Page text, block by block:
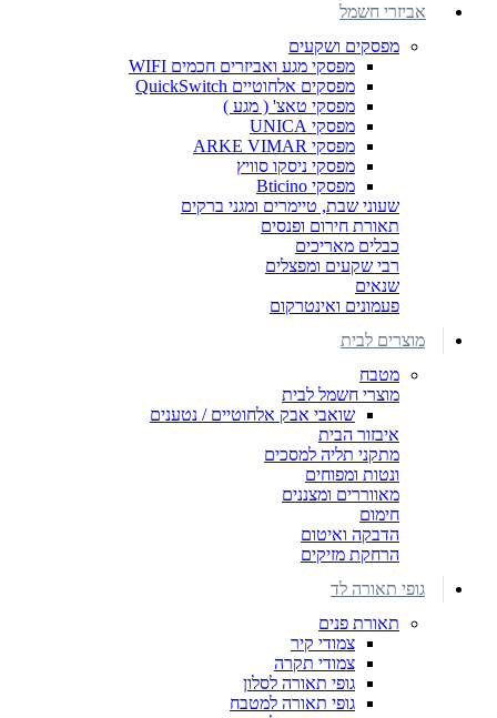
אביזרי חשמל
מפסקים ושקעים
מפסקי מגע ואביזרים חכמים WIFI
מפסקים אלחוטיים QuickSwitch
מפסקי טאצ' ( מגע )
מפסקי UNICA
מפסקי ARKE VIMAR
מפסקי ניסקו סוויץ
מפסקי Bticino
שעוני שבת, טיימרים ומגני ברקים
תאורת חירום ופנסים
כבלים מאריכים
רבי שקעים ומפצלים
שנאים
פעמונים ואינטרקום
מוצרים לבית
מטבח
מוצרי חשמל לבית
שואבי אבק אלחוטיים / נטענים
איבזור הבית
מתקני תליה למסכים
ונטות ומפוחים
מאווררים ומצננים
חימום
הדבקה ואיטום
הרחקת מזיקים
גופי תאורה לד
תאורת פנים
צמודי קיר
צמודי תקרה
גופי תאורה לסלון
גופי תאורה למטבח